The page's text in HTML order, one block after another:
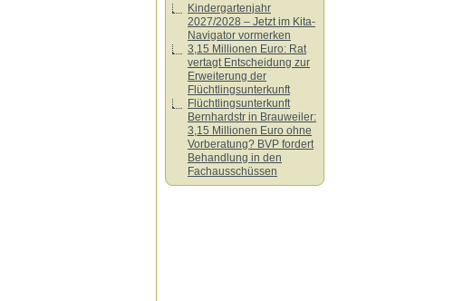
Kindergartenjahr
2027/2028 – Jetzt im Kita-
Navigator vormerken
3,15 Millionen Euro: Rat
vertagt Entscheidung zur
Erweiterung der
Flüchtlingsunterkunft
Flüchtlingsunterkunft
Bernhardstr in Brauweiler:
3,15 Millionen Euro ohne
Vorberatung? BVP fordert
Behandlung in den
Fachausschüssen